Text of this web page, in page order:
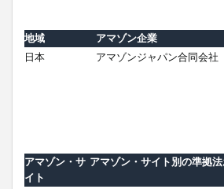
地域
アマゾン企業
日本
アマゾンジャパン合同会社
アマゾン・サ
イト
アマゾン・サイト別の準拠